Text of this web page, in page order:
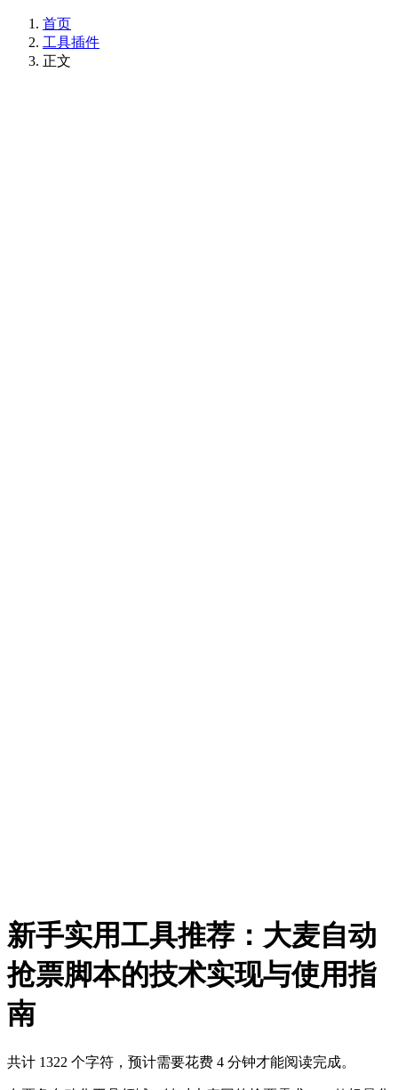
首页
工具插件
正文
新手实用工具推荐：大麦自动
抢票脚本的技术实现与使用指
南
共计 1322 个字符，预计需要花费 4 分钟才能阅读完成。